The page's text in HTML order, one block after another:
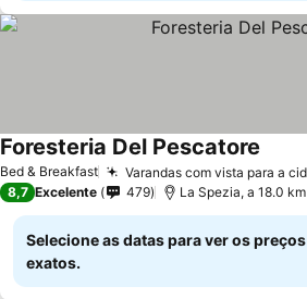
Bed & Breakfast Varandas com vista para a
Foresteria Del Pescatore
8,7 Excelente 479 La Spezia, a 18.0
Selecione as datas para ver os preços
exatos.